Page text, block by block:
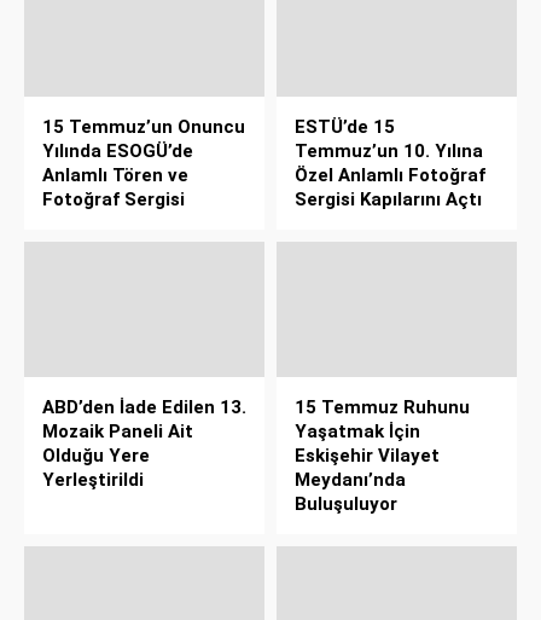
15 Temmuz’un Onuncu
Yılında ESOGÜ’de
Anlamlı Tören ve
Fotoğraf Sergisi
ESTÜ’de 15
Temmuz’un 10. Yılına
Özel Anlamlı Fotoğraf
Sergisi Kapılarını Açtı
ABD’den İade Edilen 13.
Mozaik Paneli Ait
Olduğu Yere
Yerleştirildi
15 Temmuz Ruhunu
Yaşatmak İçin
Eskişehir Vilayet
Meydanı’nda
Buluşuluyor